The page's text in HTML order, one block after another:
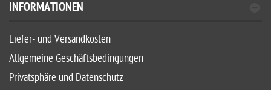
INFORMATIONEN
Liefer- und Versandkosten
Allgemeine Geschäftsbedingungen
Privatsphäre und Datenschutz